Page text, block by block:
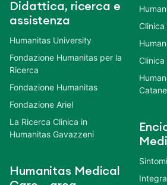
Didattica, ricerca e
assistenza
Humanitas University
Fondazione Humanitas per la
Ricerca
Fondazione Humanitas
Fondazione Ariel
La Ricerca Clinica in
Humanitas Gavazzeni
Humanitas Medical
Clinica
Clinica